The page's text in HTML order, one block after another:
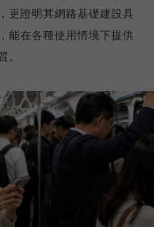
更證明其網路基礎建設具
能在各種使用情境下提供